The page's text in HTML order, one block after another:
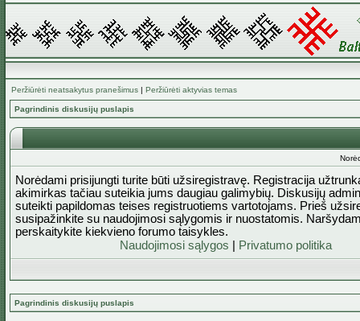
Peržiūrėti neatsakytus pranešimus | Peržiūrėti aktyvias temas
Pagrindinis diskusijų puslapis
Norėdami prisijungti turite būti užsiregistravę. Registracija
akimirkas tačiau suteikia jums daugiau galimybių. Diskusijų
suteikti papildomas teises registruotiems vartotojams. Prieš
susipažinkite su naudojimosi sąlygomis ir nuostatomis.
perskaitykite kiekvieno forumo taisykles.
Naudojimosi sąlygos
Privatumo politika
Pagrindinis diskusijų puslapis